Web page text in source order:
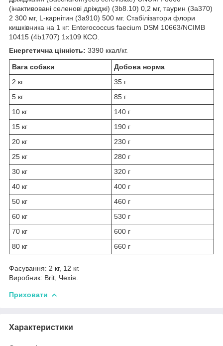
(інактивовані селенові дріжджі) (3b8.10) 0,2 мг, таурин (3a370)
2 300 мг, L-карнітин (3a910) 500 мг. Стабілізатори флори
кишківника на 1 кг: Enterococcus faecium DSM 10663/NCIMB
10415 (4b1707) 1x109 КСО.
Енергетична цінність: 3390 ккал/кг.
Вага собаки
Добова норма
2 кг
35 г
5 кг
85 г
10 кг
140 г
15 кг
190 г
20 кг
230 г
25 кг
280 г
30 кг
320 г
40 кг
400 г
50 кг
460 г
60 кг
530 г
70 кг
600 г
80 кг
660 г
Фасування: 2 кг, 12 кг.
Виробник: Brit, Чехія.
Приховати
Характеристики